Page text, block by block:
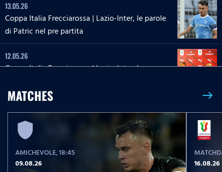
13.05.26
Coppa Italia Frecciarossa | Lazio-Inter, le parole
di Patric nel pre partita
12.05.26
Coppa Italia Frecciarossa | Lazio-Inter, la
Serie A Enilive | Lazio-Inter, le parole di Dele-
Bashiru nel pre partita
04.05.26
Serie A Enilive | Cremonese-Lazio, le parole di
MATCHES east
AMICHEVOLE, 18:45
09.08.26
16.08.26